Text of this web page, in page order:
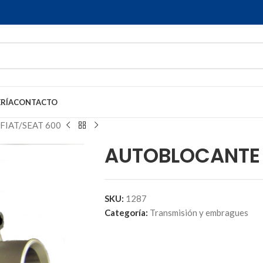
CONTACTO
SEAT 600
SKU: 1287
Categoría: Transmisión y embragues